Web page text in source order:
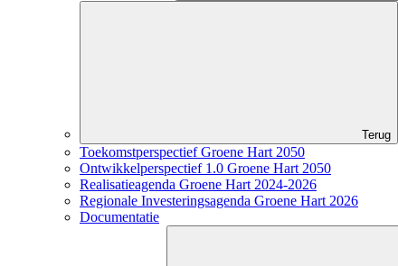
Terug
Toekomstperspectief Groene Hart 2050
Ontwikkelperspectief 1.0 Groene Hart 2050
Realisatieagenda Groene Hart 2024-2026
Regionale Investeringsagenda Groene Hart 2026
Documentatie